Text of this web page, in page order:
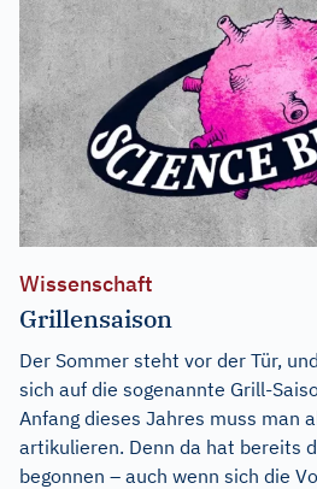
Wissenschaft
Grillensaison
Der Sommer steht vor der Tür,
sich auf die sogenannte Grill-
Anfang dieses Jahres muss man
artikulieren. Denn da hat bereits
begonnen – auch wenn sich die